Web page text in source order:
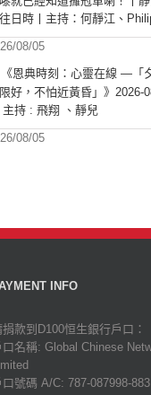
日時丨主持：何靜江、
08/05
《恩典時刻：心靈在線 —「
好，不怕近黃昏」》2026-
主持 : 飛翔 、靜兒
08/05
INFO
捐款到D100恒生銀行戶口：
口名稱: Global Chinese
口號碼 A/C: 787-087998-883